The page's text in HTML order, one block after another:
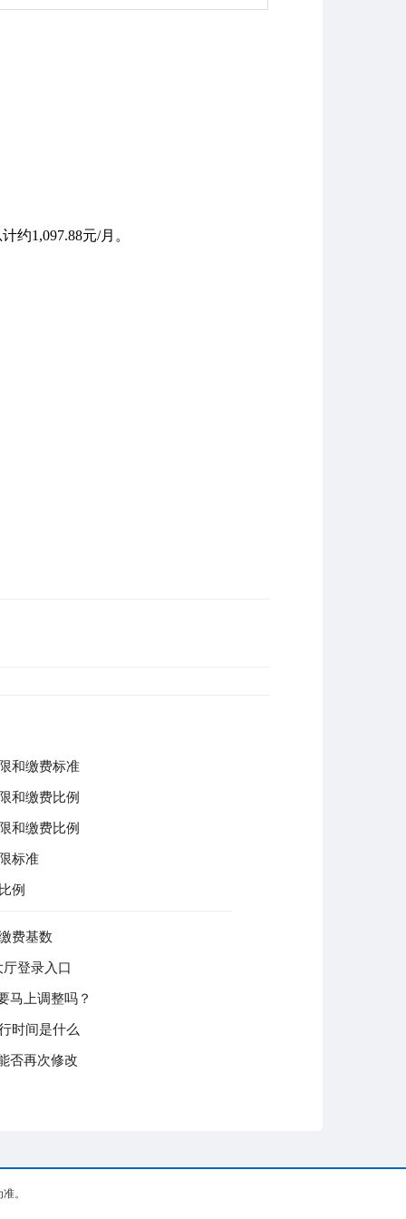
约1,097.88元/月。
和缴费标准
和缴费比例
和缴费比例
标准
例
费基数
登录入口
马上调整吗？
时间是什么
否再次修改
。